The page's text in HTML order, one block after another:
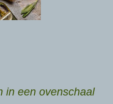
in een ovenschaal